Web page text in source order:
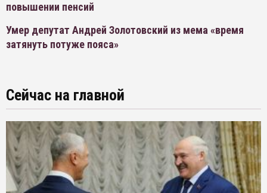
повышении пенсий
Умер депутат Андрей Золотовский из мема «время
затянуть потуже пояса»
Сейчас на главной